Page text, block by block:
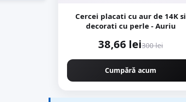
Cercei placati cu aur de 14K si
decorati cu perle - Auriu
38,66 lei300 lei
Cumpără acum